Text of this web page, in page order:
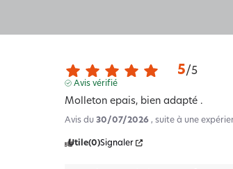
5/5
Avis vérifié
Molleton epais, bien adapté .
Avis du30/07/2026 , suite à une
Utile(0)Signaler